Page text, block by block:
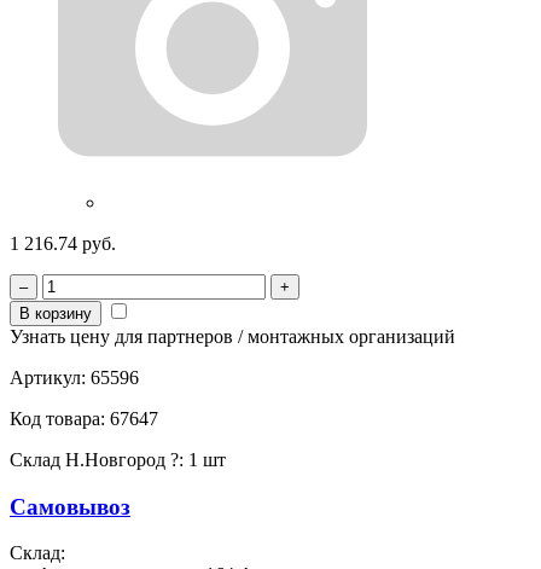
1 216.74 руб.
–
+
В корзину
Узнать цену для партнеров / монтажных организаций
Артикул: 65596
Код товара: 67647
Склад Н.Новгород ?: 1 шт
Самовывоз
Склад: